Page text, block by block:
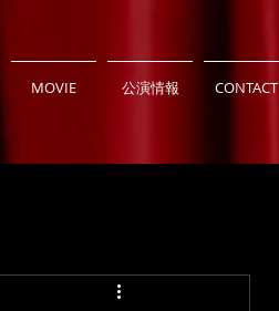
MOVIE 公演情報 CONTACT